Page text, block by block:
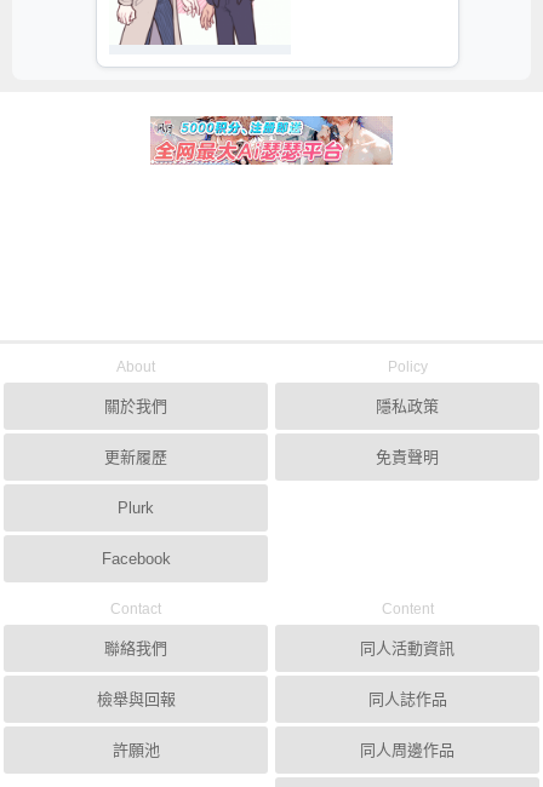
About
關於我們
更新履歷
Plurk
Facebook
Policy
隱私政策
免責聲明
Contact
聯絡我們
檢舉與回報
許願池
Content
同人活動資訊
同人誌作品
同人周邊作品